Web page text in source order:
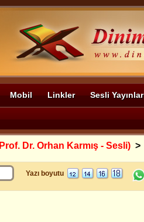
Mobil Linkler Sesli Yayınlar
Dr. Orhan Karmış - Sesli) >
Yazı boyutu